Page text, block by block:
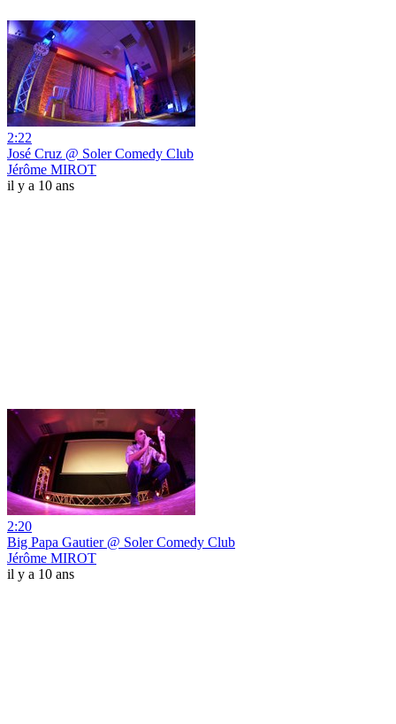
2:22
José Cruz @ Soler Comedy Club
Jérôme MIROT
il y a 10 ans
2:20
Big Papa Gautier @ Soler Comedy Club
Jérôme MIROT
il y a 10 ans